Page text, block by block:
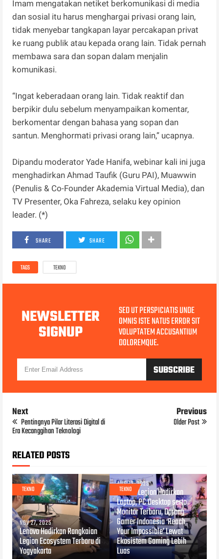
Imam mengatakan netiket berkomunikasi di media
dan sosial itu harus menghargai privasi orang lain,
tidak menyebar tangkapan layar percakapan privat
ke ruang publik atau kepada orang lain. Tidak pernah
membawa sara dan sopan dalam menjalin
komunikasi.
“Ingat keberadaan orang lain. Tidak reaktif dan
berpikir dulu sebelum menyampaikan komentar,
berkomentar dengan bahasa yang sopan dan
santun. Menghormati privasi orang lain,” ucapnya.
Dipandu moderator Yade Hanifa, webinar kali ini juga
menghadirkan Ahmad Taufik (Guru PAI), Muawwin
(Penulis & Co-Founder Akademia Virtual Media), dan
TV Presenter, Oka Fahreza, selaku key opinion
leader. (*)
SHARE SHARE
TAGS TEKNO
NEWSLETTER
SIGNUP
SED UT PERSPICIATIS UNDE
OMNIS ISTE NATUS ERROR SIT
VOLUPTATEM ACCUSANTIUM
DOLOREMQUE.
Next
Pentingnya Pilar Literasi Digital di
Era Kecanggihan Teknologi
Previous
Older Post
RELATED POSTS
TEKNO
NOV 27, 2025
Lenovo Hadirkan Rangkaian
Legion Ecosystem Terbaru di
Yogyakarta
TEKNO
AUG 12, 2025
Lenovo Legion Hadirkan
Laptop, PC Desktop serta
Monitor Terbaru, Dorong
Gamer Indonesia ‘Reach
Your Impossible’ Lewat
Ekosistem Gaming Lebih
Luas